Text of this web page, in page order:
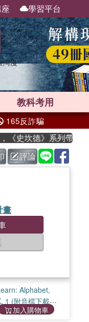
學習平台
灣漫
教科考用
165反詐騙
坎德》系列帶你踏上
評論
畫
Alphabet,
1 (附音檔下載連
共3本)加入購物車